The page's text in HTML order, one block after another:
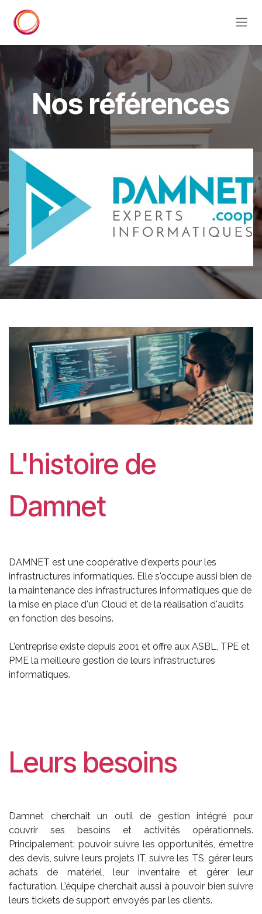
Nos références
L'histoire de
Damnet
DAMNET est une coopérative d'experts pour les
infrastructures informatiques. Elle s'occupe aussi bien de
la maintenance des infrastructures informatiques que de
la mise en place d'un Cloud et de la réalisation d'audits
en fonction des besoins.
L'entreprise existe depuis 2001 et offre aux ASBL, TPE et
PME la meilleure gestion de leurs infrastructures
informatiques.
Leurs besoins
Damnet cherchait un outil de gestion intégré pour
couvrir ses besoins et activités opérationnels.
Principalement: pouvoir suivre les opportunités, émettre
des devis, suivre leurs projets IT, suivre les TS, gérer leurs
achats de matériel, leur inventaire et gérer leur
facturation. L’équipe cherchait aussi à pouvoir bien suivre
leurs tickets de support envoyés par les clients.